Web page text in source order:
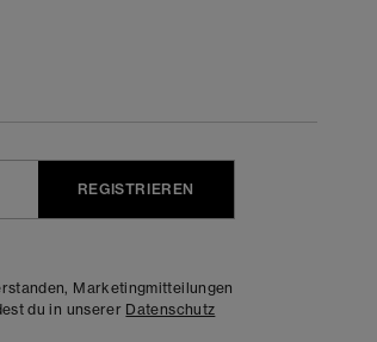
REGISTRIEREN
Marketingmitteilungen
du in unserer Datenschutz